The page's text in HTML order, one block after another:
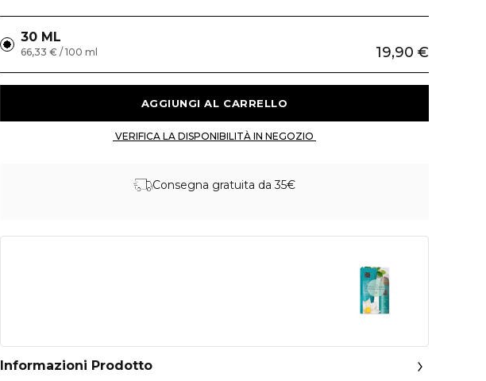
30 ML
19,90 €
66,33 € / 100 ml
Consegna gratuita da 35€
Informazioni Prodotto